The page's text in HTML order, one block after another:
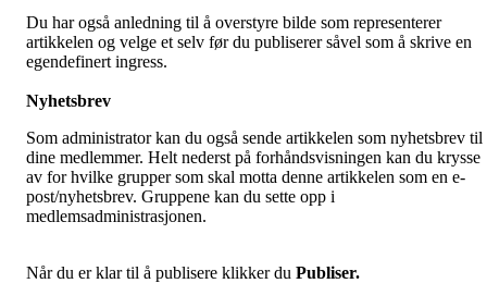
Du har også anledning til å overstyre bilde som representerer
artikkelen og velge et selv før du publiserer såvel som å skrive en
egendefinert ingress.
Nyhetsbrev
Som administrator kan du også sende artikkelen som nyhetsbrev til
dine medlemmer. Helt nederst på forhåndsvisningen kan du krysse
av for hvilke grupper som skal motta denne artikkelen som en e-
post/nyhetsbrev. Gruppene kan du sette opp i
medlemsadministrasjonen.
Når du er klar til å publisere klikker du Publiser.